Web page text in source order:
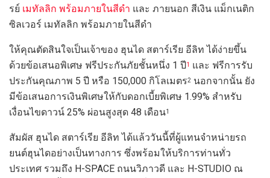
รย์ เมทัลลิก พร้อมภายในสีดำ และ ภายนอก สีเงิน แม็กเนติก
ซิลเวอร์ เมทัลลิก พร้อมภายในสีดำ
ให้คุณตัดสินใจเป็นเจ้าของ ฮุนได สตาร์เรีย อีลิท ได้ง่ายขึ้น
ด้วยข้อเสนอพิเศษ ฟรีประกันภัยชั้นหนึ่ง 1 ปี 1
และ ฟรีการรับ
ประกันคุณภาพ 5 ปี หรือ 150,000 กิโลเมตร2 นอกจากนั้น ยัง
มีข้อเสนอการเงินพิเศษให้กับดอกเบี้ยพิเศษ 1.99% สำหรับ
เงื่อนไขดาวน์ 25% ผ่อนสูงสุด 48 เดือน1
สัมผัส ฮุนได สตาร์เรีย อีลิท ได้แล้ววันนี้ที่ผู้แทนจำหน่ายรถ
ยนต์ฮุนไดอย่างเป็นทางการ ซึ่งพร้อมให้บริการท่านทั่ว
ประเทศ รวมถึง H-SPACE ถนนวิภาวดี และ H-STUDIO ณ